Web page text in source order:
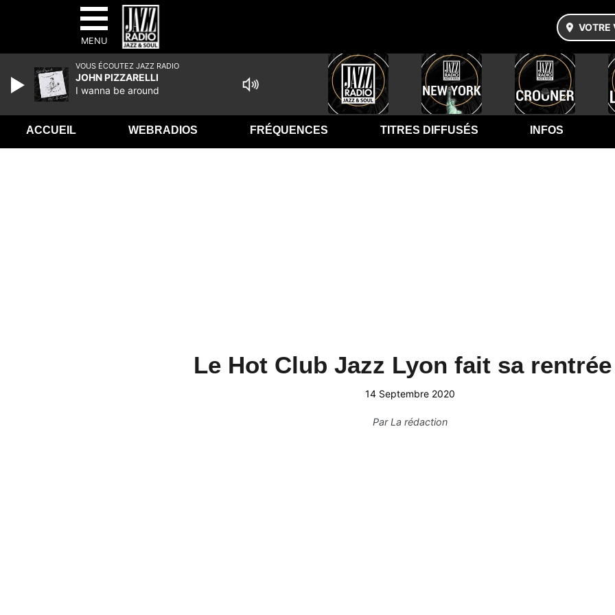
MENU
VOTRE
ACCUEIL WEBRADIOS FRÉQUENCES TITRES DIFFUSÉS INFOS
Le Hot Club Jazz Lyon fait sa
14 Septembre 2020
ParLa rédaction
VOUS ÉCOUTEZ JAZZ RADIO
JOHN PIZZARELLI
I wanna be around